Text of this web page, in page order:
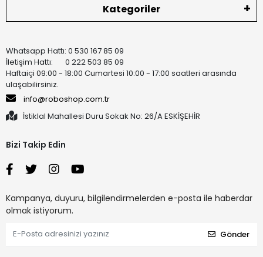
Kategoriler
Whatsapp Hattı: 0 530 167 85 09
İletişim Hattı: 0 222 503 85 09
Haftaiçi 09:00 - 18:00 Cumartesi 10:00 - 17:00 saatleri arasında
ulaşabilirsiniz.
info@roboshop.com.tr
İstiklal Mahallesi Duru Sokak No: 26/A ESKİŞEHİR
Bizi Takip Edin
Kampanya, duyuru, bilgilendirmelerden e-posta ile haberdar
olmak istiyorum.
Gönder